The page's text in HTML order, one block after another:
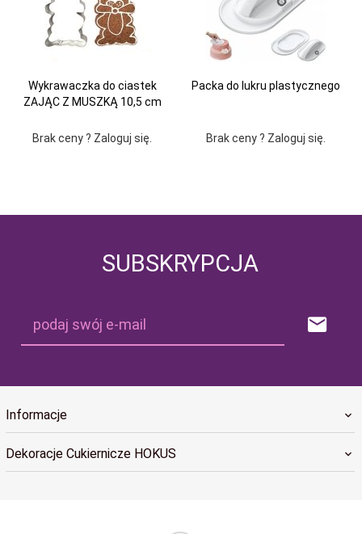
Wykrawaczka do ciastek
ZAJĄC Z MUSZKĄ 10,5 cm
Brak ceny ? Zaloguj się.
Packa do lukru plastycznego
Brak ceny ? Zaloguj się.
SUBSKRYPCJA
podaj swój e-mail
Informacje
Dekoracje Cukiernicze HOKUS